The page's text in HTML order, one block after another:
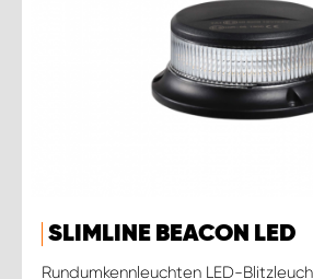
SLIMLINE BEACON LED
Rundumkennleuchten LED-